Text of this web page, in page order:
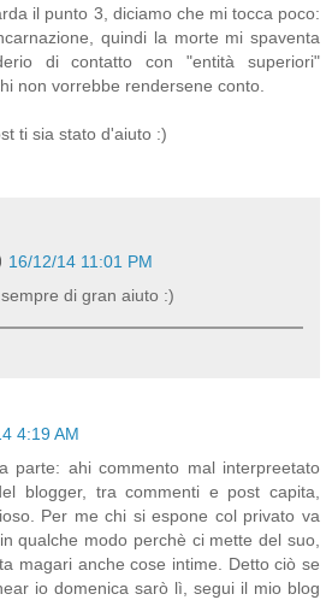
il punto 3, diciamo che mi tocca poco:
quindi la morte mi spaventa
di contatto con "entità superiori"
non vorrebbe rendersene conto.
ti sia stato d'aiuto :)
16/12/14 11:01 PM
di gran aiuto :)
4:19 AM
parte: ahi commento mal interpreetato
blogger, tra commenti e post capita,
Per me chi si espone col privato va
qualche modo perchè ci mette del suo,
magari anche cose intime. Detto ciò se
io domenica sarò lì, segui il mio blog